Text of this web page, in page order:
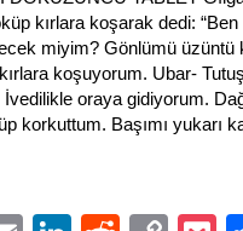
kırlara koşarak dedi:
miyim? Gönlümü üzüntü
koşuyorum. Ubar-
oraya gidiyorum.
korkuttum. Başımı yukarı